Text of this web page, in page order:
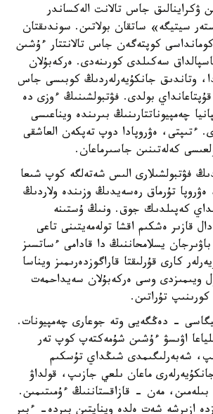
ۋكراينالىق جاس تالانت الەكساندر
سيتيگە» ساتقان بولاتىن. سوندىقتان
كوپتەگەن جاس تالانتتار ءۇشىن
سەكىلدى كورىنەدى. ەركەبۇلان
وتاندىق جانكۇيەرلەردىڭ كوبىسى جاس
قۇپتاعانداي بولدى. فۋتبولشىنىڭ ءوزى دە
چەمپيوناتتارىنىڭ بىرىندە ويناعىسى
ءتىپتى، ەۋروپادا دوپ تەپكەن العاشقى
كەلەتىنىن جاسىرماعان.
فۋتبولشىلارى الىس شەتەلگە كوپ شىعا
تۇرماق رەسەيدىڭ وزىندە ولاردىڭ
كەپىلدىك جوق. ونىڭ ۇستىنە
قازىر ەشكىم اقشا تولەمەيتىنى تاعى
يسلامحاننىڭ دا قادامى ءساتسىز
كارى قۇرلىقتا قاراگوزدەرىمىز ويناسا
ويىمىزدى وسى ەركەبۇلان سەيداحمەت
تۇراتىن.
- دەڭگەيى وتە جوعارى چەمپيونات.
اۋىسۋ ءۇشىن شۇمەكتەپ كوپ تەر
شەبەرلىگىمدى شىڭداي تۇسكىم
ماعان ىلعي جازىپ، قولداۋ
مەن - قازاقستاننىڭ ءۇمىتىمىن.